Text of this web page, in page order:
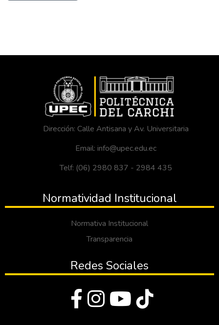
Dirección: Calle Antisana y Av. Universitaria
Email: info@upec.edu.ec
Telf: (06) 2980 837 - 2984 435
Normatividad Institucional
Normativa Institucional
Transparencia
Redes Sociales